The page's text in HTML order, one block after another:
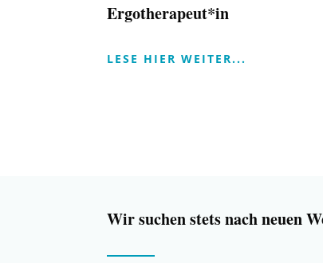
Ergotherapeut*in
LESE HIER WEITER...
Wir suchen stets nach neuen